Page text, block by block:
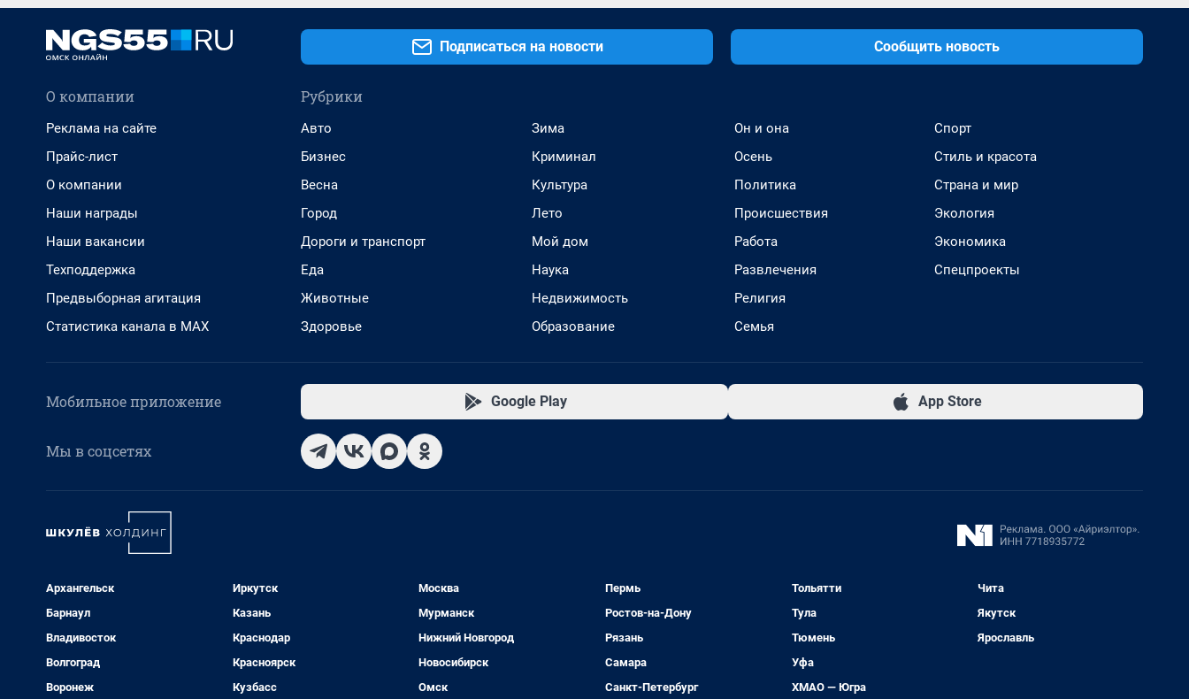
Подписаться на новости Сообщить новость
О компании
Реклама на сайте
Прайс-лист
О компании
Наши награды
Наши вакансии
Техподдержка
Предвыборная агитация
Статистика канала в MAX
Рубрики
Авто
Бизнес
Весна
Город
Дороги и транспорт
Еда
Животные
Здоровье
Зима
Криминал
Культура
Лето
Мой дом
Наука
Недвижимость
Образование
Он и она
Осень
Политика
Происшествия
Работа
Развлечения
Религия
Семья
Спорт
Стиль и красота
Страна и мир
Экология
Экономика
Спецпроекты
Мобильное приложение Google Play App Store
Мы в соцсетях
Архангельск
Барнаул
Владивосток
Волгоград
Воронеж
Иркутск
Казань
Краснодар
Красноярск
Кузбасс
Москва
Мурманск
Нижний Новгород
Новосибирск
Омск
Пермь
Ростов-на-Дону
Рязань
Самара
Санкт-Петербург
Тольятти
Тула
Тюмень
Уфа
ХМАО — Югра
Чита
Якутск
Ярославль